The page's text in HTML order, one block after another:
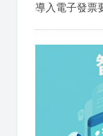
導入電子發票